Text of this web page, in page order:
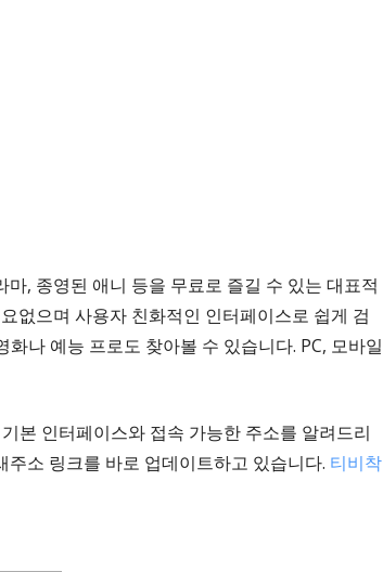
, 종영된 애니 등을 무료로 즐길 수 있는 대표적
없으며 사용자 친화적인 인터페이스로 쉽게 검
나 예능 프로도 찾아볼 수 있습니다. PC, 모바일
본 인터페이스와 접속 가능한 주소를 알려드리
소 링크를 바로 업데이트하고 있습니다. 티비착